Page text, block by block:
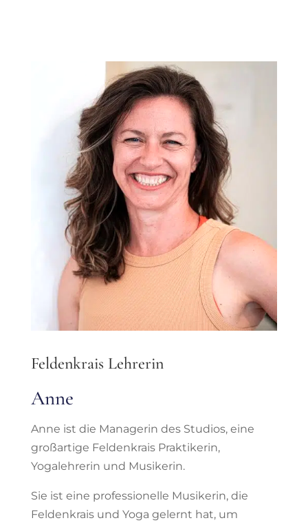
Feldenkrais Lehrerin
Anne
Anne ist die Managerin des Studios, eine
großartige Feldenkrais Praktikerin,
Yogalehrerin und Musikerin.
Sie ist eine professionelle Musikerin, die
Feldenkrais und Yoga gelernt hat, um